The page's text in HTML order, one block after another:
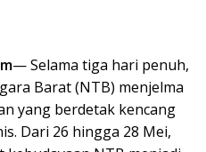
— Selama tiga hari penuh,
Barat (NTB) menjelma
yang berdetak kencang
Dari 26 hingga 28 Mei,